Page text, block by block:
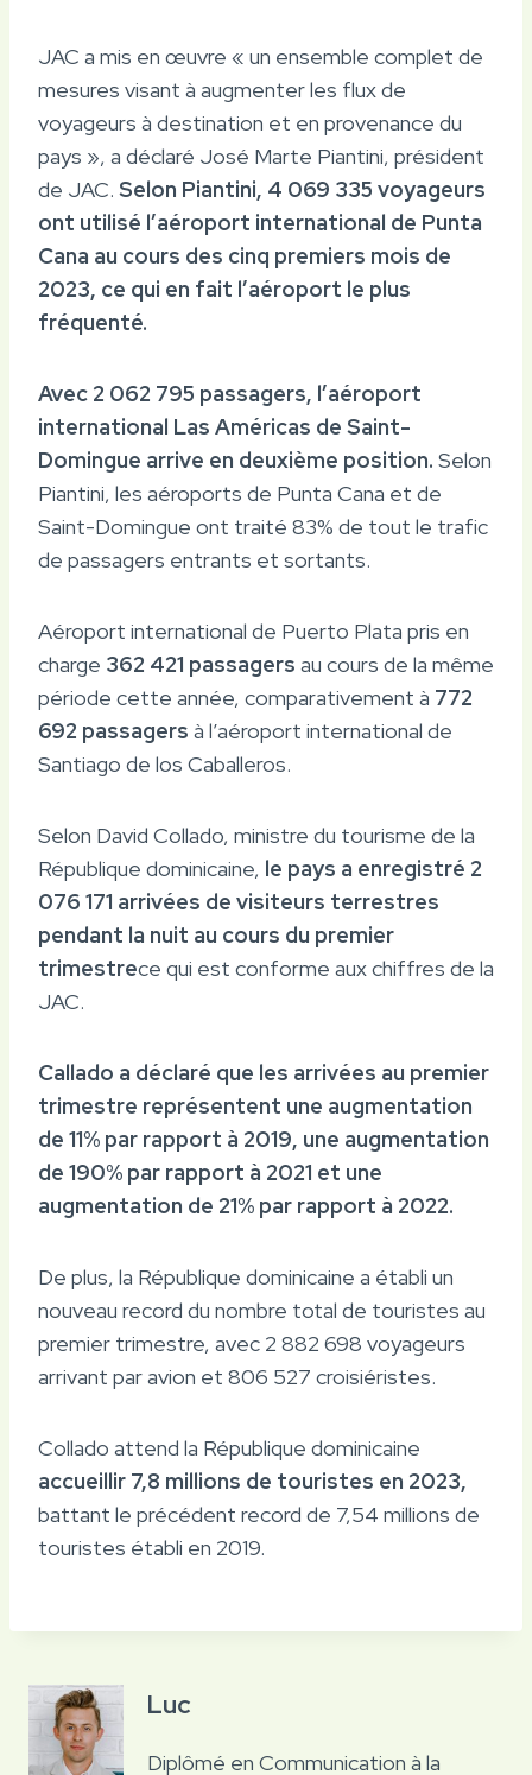
JAC a mis en œuvre « un ensemble complet de
mesures visant à augmenter les flux de
voyageurs à destination et en provenance du
pays », a déclaré José Marte Piantini, président
de JAC. Selon Piantini, 4 069 335 voyageurs
ont utilisé l’aéroport international de Punta
Cana au cours des cinq premiers mois de
2023, ce qui en fait l’aéroport le plus
fréquenté.
Avec 2 062 795 passagers, l’aéroport
international Las Américas de Saint-
Domingue arrive en deuxième position. Selon
Piantini, les aéroports de Punta Cana et de
Saint-Domingue ont traité 83% de tout le trafic
de passagers entrants et sortants.
Aéroport international de Puerto Plata pris en
charge 362 421 passagers au cours de la même
période cette année, comparativement à 772
692 passagers à l’aéroport international de
Santiago de los Caballeros.
Selon David Collado, ministre du tourisme de la
République dominicaine, le pays a enregistré 2
076 171 arrivées de visiteurs terrestres
pendant la nuit au cours du premier
trimestrece qui est conforme aux chiffres de la
JAC.
Callado a déclaré que les arrivées au premier
trimestre représentent une augmentation
de 11% par rapport à 2019, une augmentation
de 190% par rapport à 2021 et une
augmentation de 21% par rapport à 2022.
De plus, la République dominicaine a établi un
nouveau record du nombre total de touristes au
premier trimestre, avec 2 882 698 voyageurs
arrivant par avion et 806 527 croisiéristes.
Collado attend la République dominicaine
accueillir 7,8 millions de touristes en 2023,
battant le précédent record de 7,54 millions de
touristes établi en 2019.
Luc
Diplômé en Communication à la